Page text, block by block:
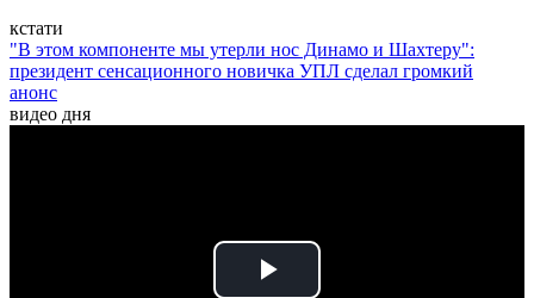
кстати
"В этом компоненте мы утерли нос Динамо и Шахтеру":
президент сенсационного новичка УПЛ сделал громкий
анонс
видео дня